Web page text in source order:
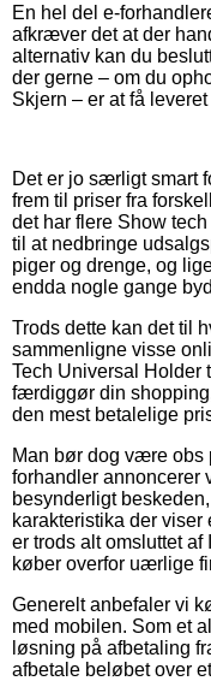
En hel del e-
afkræver det at der
alternativ kan du
der gerne – om du
Skjern – er at få
Det er jo særligt smart
frem til priser fra
det har flere Show
til at nedbringe
piger og drenge, og
endda nogle gange
Trods dette kan det til
sammenligne visse
Tech Universal Holder
færdiggør din
den mest betalelige
Man bør dog være obs
forhandler annoncerer
besynderligt
karakteristika der
er trods alt omsluttet
køber overfor uærlige
Generelt anbefaler vi
med mobilen. Som et
løsning på afbetaling
afbetale beløbet over